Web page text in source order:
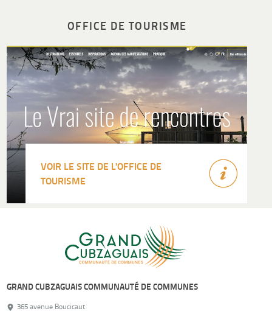
OFFICE DE TOURISME
VOIR LE SITE DE L'OFFICE DE
TOURISME
GRAND CUBZAGUAIS COMMUNAUTÉ DE COMMUNES
365 avenue Boucicaut